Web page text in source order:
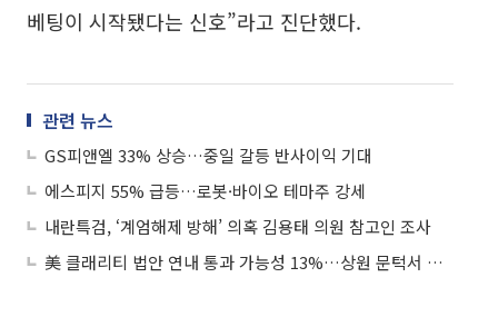
베팅이 시작됐다는 신호”라고 진단했다.
관련 뉴스
GS피앤엘 33% 상승…중일 갈등 반사이익 기대
에스피지 55% 급등…로봇·바이오 테마주 강세
내란특검, ‘계엄해제 방해’ 의혹 김용태 의원 참고인 조사
美 클래리티 법안 연내 통과 가능성 13%…상원 문턱서 제동